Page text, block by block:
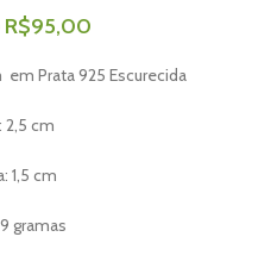
R$95,00
Prata 925 Escurecida
2,5 cm
1,5 cm
gramas